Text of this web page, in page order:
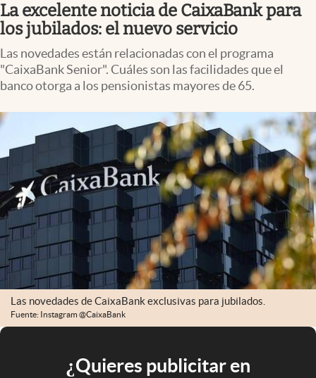
La excelente noticia de CaixaBank para
los jubilados: el nuevo servicio
Las novedades están relacionadas con el programa
"CaixaBank Senior". Cuáles son las facilidades que el
banco otorga a los pensionistas mayores de 65.
Las novedades de CaixaBank exclusivas para jubilados.
Fuente: Instagram @CaixaBank
¿Quieres publicitar en